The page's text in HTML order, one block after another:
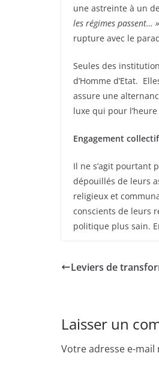
une astreinte à un
les régimes passent…
rupture avec le
Seules des
d’Homme d’Etat.
assure une
luxe qui pour
Engagement collectif
Il ne s’agit pourtant
dépouillés de leurs
religieux et
conscients de leurs
politique plus sain.
Leviers de
Laisser un
Votre adresse e-mail